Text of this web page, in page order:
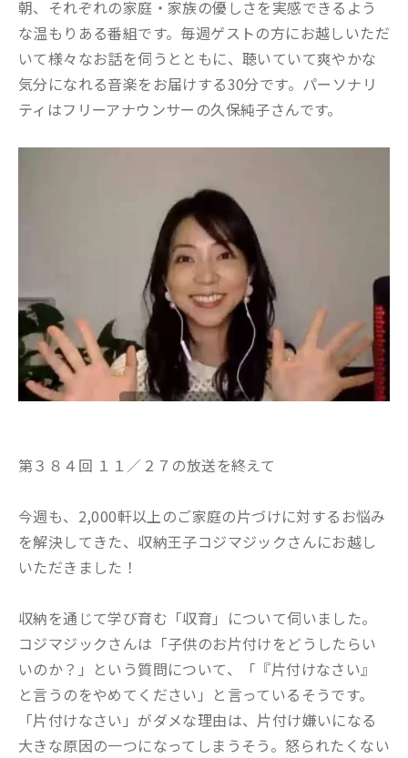
朝、それぞれの家庭・家族の優しさを実感できるよう
な温もりある番組です。毎週ゲストの方にお越しいただ
いて様々なお話を伺うとともに、聴いていて爽やかな
気分になれる音楽をお届けする30分です。パーソナリ
ティはフリーアナウンサーの久保純子さんです。
第３８４回 １１／２７の放送を終えて
今週も、2,000軒以上のご家庭の片づけに対するお悩み
を解決してきた、収納王子コジマジックさんにお越し
いただきました！
収納を通じて学び育む「収育」について伺いました。
コジマジックさんは「子供のお片付けをどうしたらい
いのか？」という質問について、「『片付けなさい』
と言うのをやめてください」と言っているそうです。
「片付けなさい」がダメな理由は、片付け嫌いになる
大きな原因の一つになってしまうそう。怒られたくない